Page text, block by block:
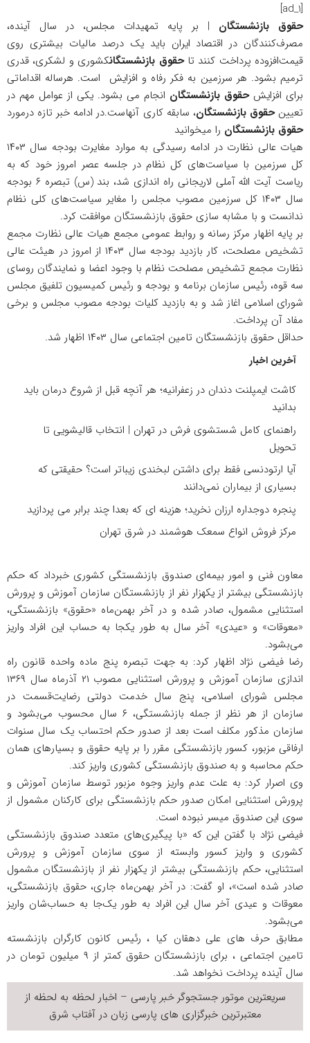
[ad_1]
حقوق بازنشستگان | بر پایه تمهیدات مجلس، در سال آینده،
مصرف‌کنندگان در اقتصاد ایران باید یک درصد مالیات بیشتری روی
قیمت‌افزوده پرداخت کنند تاحقوق بازنشستگانکشوری و لشکری، قدری
ترمیم بشود. هر سرزمین به فکر رفاه و افزایش است. هرساله اقداماتی
برای افزایشحقوق بازنشستگان انجام می بشود. یکی از عوامل مهم در
تعیینحقوق بازنشستگان، سابقه کاری آنهاست.در ادامه خبر تازه درمورد
حقوق بازنشستگان را میخوانید
هیات عالی نظارت در ادامه رسیدگی به موارد مغایرت بودجه سال ۱۴۰۳
کل سرزمین با سیاست‌های کل نظام در جلسه عصر امروز خود که به
ریاست آیت الله آملی لاریجانی راه اندازی شد، بند (س) تبصره ۶ بودجه
سال ۱۴۰۳ کل سرزمین مصوب مجلس را مغایر سیاست‌های کلی نظام
ندانست و با مشابه سازی حقوق بازنشستگان موافقت کرد.
بر پایه اظهار مرکز رسانه و روابط عمومی مجمع هیات عالی نظارت مجمع
تشخیص مصلحت، کار بازدید بودجه سال ۱۴۰۳ از امروز در هیئت عالی
نظارت مجمع تشخیص مصلحت نظام با وجود اعضا و نمایندگان روسای
سه قوه، رئیس سازمان برنامه و بودجه و رئیس کمیسیون تلفیق مجلس
شورای اسلامی اغاز شد و به بازدید کلیات بودجه مصوب مجلس و برخی
مفاد آن پرداخت.
حداقل حقوق بازنشستگان تامین اجتماعی سال ۱۴۰۳ اظهار شد.
آخرین اخبار
کاشت ایمپلنت دندان در زعفرانیه؛ هر آنچه قبل از شروع درمان باید
بدانید
راهنمای کامل شستشوی فرش در تهران | انتخاب قالیشویی تا
تحویل
آیا ارتودنسی فقط برای داشتن لبخندی زیباتر است؟ حقیقتی که
بسیاری از بیماران نمی‌دانند
پنجره دوجداره ارزان نخرید؛ هزینه ای که بعدا چند برابر می پردازید
مرکز فروش انواع سمعک هوشمند در شرق تهران
معاون فنی و امور بیمه‌ای صندوق بازنشستگی کشوری خبرداد که حکم
بازنشستگی بیشتر از یکهزار نفر از بازنشستگان سازمان آموزش و پرورش
استثنایی مشمول، صادر شده و در آخر بهمن‌ماه «حقوق» بازنشستگی،
«معوقات» و «عیدی» آخر سال به طور یکجا به حساب این افراد واریز
می‌بشود.
رضا فیضی نژاد اظهار کرد: به جهت تبصره پنج ماده واحده قانون راه
اندازی سازمان آموزش و پرورش استثنایی مصوب ۲۱ آذرماه سال ۱۳۶۹
مجلس شورای اسلامی، پنج سال خدمت دولتی رضایت‌قسمت در
سازمان از هر نظر از جمله بازنشستگی، ۶ سال محسوب می‌بشود و
سازمان مذکور مکلف است بعد از صدور حکم احتساب یک سال سنوات
ارفاقی مزبور، کسور بازنشستگی مقرر را بر پایه حقوق و بسیار‌های همان
حکم محاسبه و به صندوق بازنشستگی کشوری واریز کند.
وی اصرار کرد: به علت عدم واریز وجوه مزبور توسط سازمان آموزش و
پرورش استثنایی امکان صدور حکم بازنشستگی برای کارکنان مشمول از
سوی این صندوق میسر نبوده است.
فیضی نژاد با گفتن این که «با پیگیری‌های متعدد صندوق بازنشستگی
کشوری و واریز کسور وابسته از سوی سازمان آموزش و پرورش
استثنایی، حکم بازنشستگی بیشتر از یکهزار نفر از بازنشستگان مشمول
صادر شده است»، او گفت: در آخر بهمن‌ماه جاری، حقوق بازنشستگی،
معوقات و عیدی آخر سال این افراد به طور یک‌جا به حساب‌شان واریز
می‌بشود.
مطابق حرف های علی دهقان کیا ، رئیس کانون کارگران بازنشسته
تامین اجتماعی ، برای بازنشستگان حقوق کمتر از ۹ میلیون تومان در
سال آینده پرداخت نخواهد شد.
سریعترین موتور جستجوگرخبر پارسی – اخبار لحظه به لحظه از
معتبرترین خبرگزاری های پارسی زبان درآفتاب شرق